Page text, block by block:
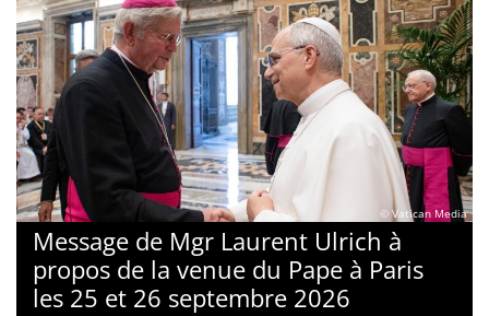
© Vatican Media
Message de Mgr Laurent Ulrich à
propos de la venue du Pape à Paris
les 25 et 26 septembre 2026